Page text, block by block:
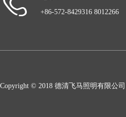
+86-572-8429316 8012266
Copyright © 2018 德清飞马照明有限公司